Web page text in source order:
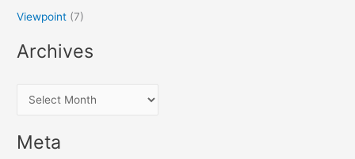
Viewpoint (7)
Archives
c
Meta